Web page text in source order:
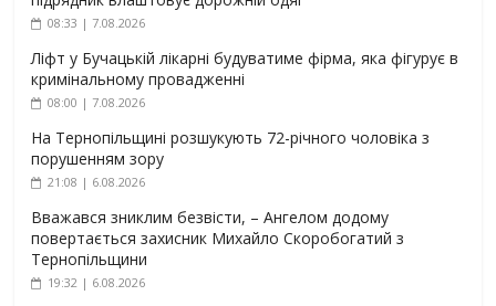
08:33 | 7.08.2026
Ліфт у Бучацькій лікарні будуватиме фірма, яка фігурує в
кримінальному провадженні
08:00 | 7.08.2026
На Тернопільщині розшукують 72-річного чоловіка з
порушенням зору
21:08 | 6.08.2026
Вважався зниклим безвісти, – Ангелом додому
повертається захисник Михайло Скоробогатий з
Тернопільщини
19:32 | 6.08.2026